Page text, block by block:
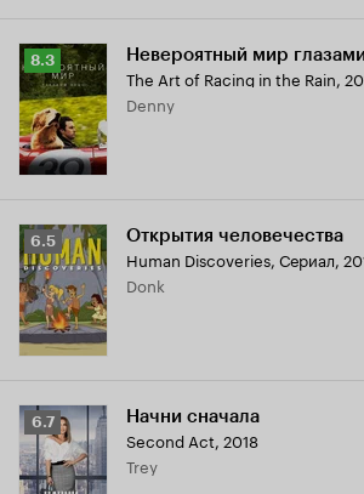
Рейтинг
Кинопоиска
8.3
8.3 Невероятный мир
The Art of Racing in the Rain,
Denny
Рейтинг
Кинопоиска
6.5
6.5 Открытия человечества
Human Discoveries, Сериал,
Donk
Рейтинг
Кинопоиска
6.7
6.7 Начни сначала
Second Act, 2018
Trey